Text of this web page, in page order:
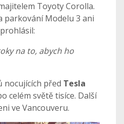
Toyoty Corolla.
parkování Modelu 3 ani
na to, abych ho
nocujících před Tesla
celém světě tisíce. Další
ve Vancouveru.